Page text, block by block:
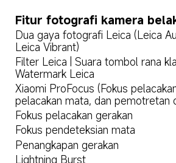
Fitur fotografi kamera
Dua gaya fotografi Leica (Leica
Leica Vibrant)
Filter Leica | Suara tombol rana
Watermark Leica
Xiaomi ProFocus (Fokus
pelacakan mata, dan pemotretan
Fokus pelacakan gerakan
Fokus pendeteksian mata
Penangkapan gerakan
Lightning Burst